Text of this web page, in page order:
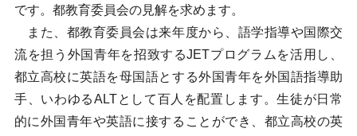
です。都教育委員会の見解を求めます。
また、都教育委員会は来年度から、語学指導や国際交
流を担う外国青年を招致するJETプログラムを活用し、
都立高校に英語を母国語とする外国青年を外国語指導助
手、いわゆるALTとして百人を配置します。生徒が日常
的に外国青年や英語に接することができ、都立高校の英